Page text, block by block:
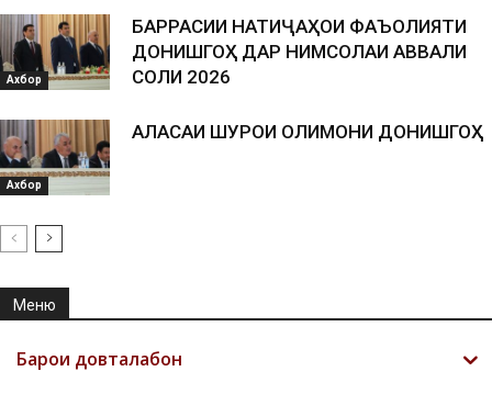
Ахбор
БАРРАСИИ НАТИҶАҲОИ ФАЪОЛИЯТИ
ДОНИШГОҲ ДАР НИМСОЛАИ АВВАЛИ
СОЛИ 2026
Ахбор
АЛАСАИ ШУРОИ ОЛИМОНИ ДОНИШГОҲ
Меню
Барои довталабон